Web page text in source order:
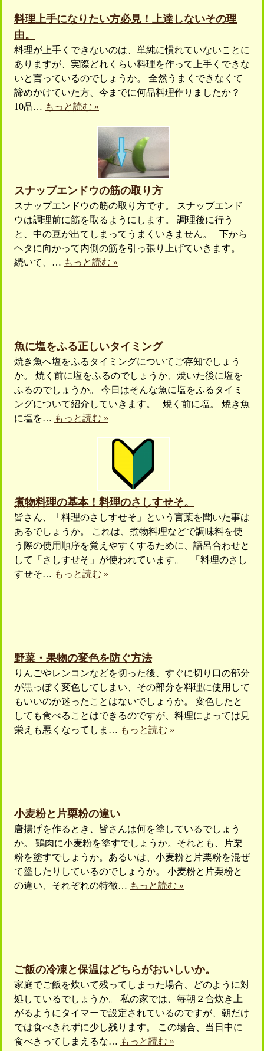
料理上手になりたい方必見！上達しないその理
由。
料理が上手くできないのは、単純に慣れていないことに
ありますが、実際どれくらい料理を作って上手くできな
いと言っているのでしょうか。 全然うまくできなくて
諦めかけていた方、今までに何品料理作りましたか？
10品… もっと読む »
スナップエンドウの筋の取り方
スナップエンドウの筋の取り方です。 スナップエンド
ウは調理前に筋を取るようにします。 調理後に行う
と、中の豆が出てしまってうまくいきません。 下から
ヘタに向かって内側の筋を引っ張り上げていきます。
続いて、… もっと読む »
魚に塩をふる正しいタイミング
焼き魚へ塩をふるタイミングについてご存知でしょう
か。 焼く前に塩をふるのでしょうか、焼いた後に塩を
ふるのでしょうか。 今日はそんな魚に塩をふるタイミ
ングについて紹介していきます。 焼く前に塩。 焼き魚
に塩を… もっと読む »
煮物料理の基本！料理のさしすせそ。
皆さん、「料理のさしすせそ」という言葉を聞いた事は
あるでしょうか。 これは、煮物料理などで調味料を使
う際の使用順序を覚えやすくするために、語呂合わせと
して「さしすせそ」が使われています。 「料理のさし
すせそ… もっと読む »
野菜・果物の変色を防ぐ方法
りんごやレンコンなどを切った後、すぐに切り口の部分
が黒っぽく変色してしまい、その部分を料理に使用して
もいいのか迷ったことはないでしょうか。 変色したと
しても食べることはできるのですが、料理によっては見
栄えも悪くなってしま… もっと読む »
小麦粉と片栗粉の違い
唐揚げを作るとき、皆さんは何を塗しているでしょう
か。 鶏肉に小麦粉を塗すでしょうか。それとも、片栗
粉を塗すでしょうか。あるいは、小麦粉と片栗粉を混ぜ
て塗したりしているのでしょうか。 小麦粉と片栗粉と
の違い、それぞれの特徴… もっと読む »
ご飯の冷凍と保温はどちらがおいしいか。
家庭でご飯を炊いて残ってしまった場合、どのように対
処しているでしょうか。 私の家では、毎朝２合炊き上
がるようにタイマーで設定されているのですが、朝だけ
では食べきれずに少し残ります。 この場合、当日中に
食べきってしまえるな… もっと読む »